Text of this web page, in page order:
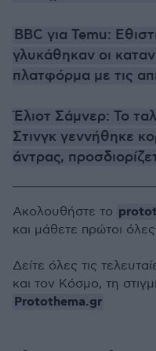
BBC για Temu:
γλυκάθηκαν οι
πλατφόρμα με τις
Έλιοτ Σάμνερ: Το
Στινγκ γεννήθηκε
άντρας,
Ακολουθήστε το
και μάθετε πρώτοι όλες
Δείτε όλες τις
και τον Κόσμο, τη
Protothema.gr